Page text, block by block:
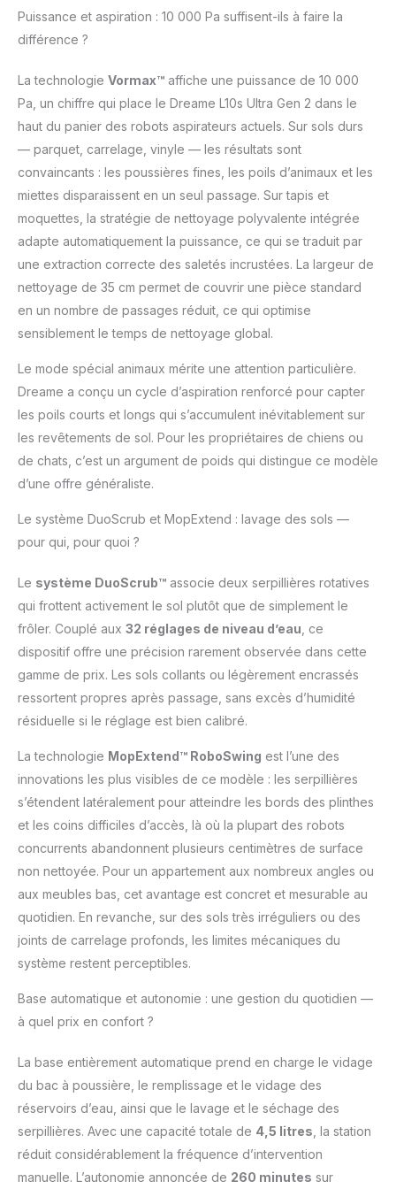
automatisé:
zones pour animaux de
compagnie: Identifie
intelligemment et
nettoie deux fois en
pour animaux de
compagnie,
augmentant la collecte
de poussière et de
poils d'animaux et
du sac à poussière
Nettoyage
personnalisé
vous que chaque
nettoyage correspond
sélectionnant le niveau
d'eau adapté à chaque
salissure Stratégie de
tapis et moquettes:
nettoyage des tapis en
premier, l'évitement
des tapis et d'autres
réglages plus
facilitent le nettoyage
Brosse TriCut* (* La
brosse TriCut est
Démêlez les
poils/cheveux plus
facilement que jamais
Comprend une
bouteille de 200 ml de
solution nettoyante
AWH6
Puissance et aspiration : 10 000 Pa suffisent-ils à faire la
différence ?
La technologie Vormax™ affiche une puissance de 10 000
Pa, un chiffre qui place le Dreame L10s Ultra Gen 2 dans le
haut du panier des robots aspirateurs actuels. Sur sols durs
— parquet, carrelage, vinyle — les résultats sont
convaincants : les poussières fines, les poils d’animaux et les
miettes disparaissent en un seul passage. Sur tapis et
moquettes, la stratégie de nettoyage polyvalente intégrée
adapte automatiquement la puissance, ce qui se traduit par
une extraction correcte des saletés incrustées. La largeur de
nettoyage de 35 cm permet de couvrir une pièce standard
en un nombre de passages réduit, ce qui optimise
sensiblement le temps de nettoyage global.
Le mode spécial animaux mérite une attention particulière.
Dreame a conçu un cycle d’aspiration renforcé pour capter
les poils courts et longs qui s’accumulent inévitablement sur
les revêtements de sol. Pour les propriétaires de chiens ou
de chats, c’est un argument de poids qui distingue ce modèle
d’une offre généraliste.
Le système DuoScrub et MopExtend : lavage des sols —
pour qui, pour quoi ?
Le système DuoScrub™ associe deux serpillières rotatives
qui frottent activement le sol plutôt que de simplement le
frôler. Couplé aux 32 réglages de niveau d’eau , ce
dispositif offre une précision rarement observée dans cette
gamme de prix. Les sols collants ou légèrement encrassés
ressortent propres après passage, sans excès d’humidité
résiduelle si le réglage est bien calibré.
La technologie MopExtend™ RoboSwing est l’une des
innovations les plus visibles de ce modèle : les serpillières
s’étendent latéralement pour atteindre les bords des plinthes
et les coins difficiles d’accès, là où la plupart des robots
concurrents abandonnent plusieurs centimètres de surface
non nettoyée. Pour un appartement aux nombreux angles ou
aux meubles bas, cet avantage est concret et mesurable au
quotidien. En revanche, sur des sols très irréguliers ou des
joints de carrelage profonds, les limites mécaniques du
système restent perceptibles.
Base automatique et autonomie : une gestion du quotidien —
à quel prix en confort ?
La base entièrement automatique prend en charge le vidage
du bac à poussière, le remplissage et le vidage des
réservoirs d’eau, ainsi que le lavage et le séchage des
serpillières. Avec une capacité totale de 4,5 litres , la station
réduit considérablement la fréquence d’intervention
manuelle. L’autonomie annoncée de 260 minutes sur